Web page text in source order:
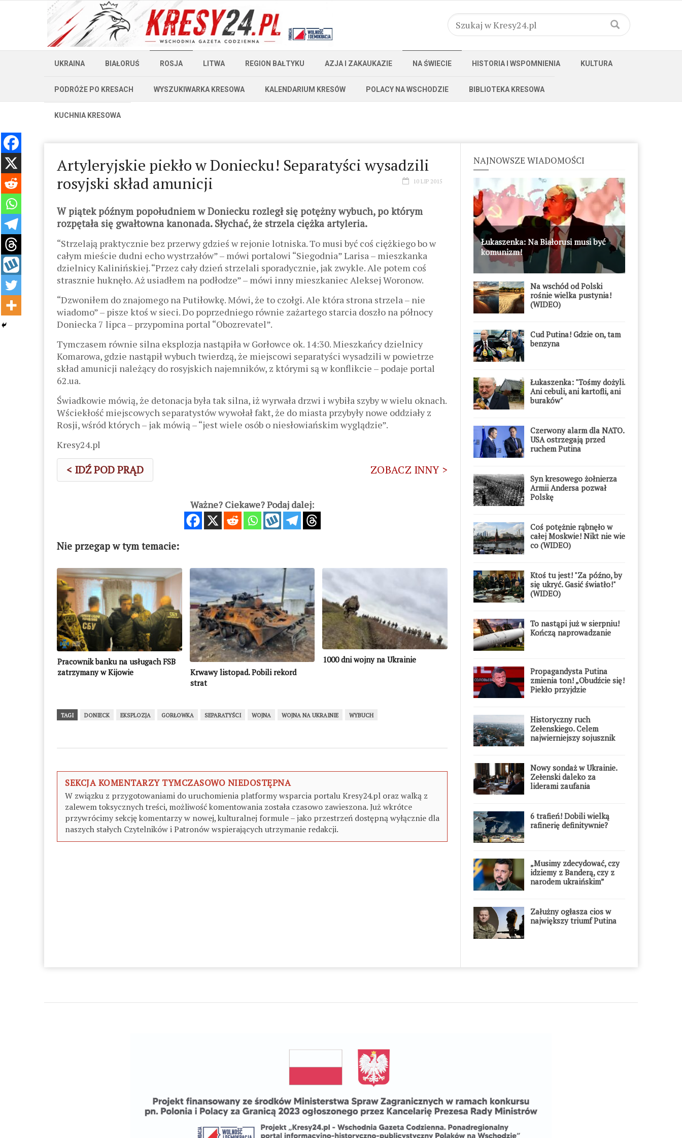
UKRAINA BIAŁORUŚ ROSJA LITWA REGION BAŁTYKU AZJA I ZAKAUKAZIE NA ŚWIECIE HISTORIA I WSPOMNIENIA KULTURA
PODRÓŻE PO KRESACH WYSZUKIWARKA KRESOWA KALENDARIUM KRESÓW POLACY NA WSCHODZIE BIBLIOTEKA KRESOWA
KUCHNIA KRESOWA
Artyleryjskie piekło w Doniecku! Separatyści wysadzili
rosyjski skład amunicji
10 LIP 2015
W piątek późnym popołudniem w Doniecku rozległ się potężny wybuch, po którym
rozpętała się gwałtowna kanonada. Słychać, że strzela ciężka artyleria.
“Strzelają praktycznie bez przerwy gdzieś w rejonie lotniska. To musi być coś ciężkiego bo w
całym mieście dudni echo wystrzałów” – mówi portalowi “Siegodnia” Larisa – mieszkanka
dzielnicy Kalinińskiej. “Przez cały dzień strzelali sporadycznie, jak zwykle. Ale potem coś
strasznie huknęło. Aż usiadłem na podłodze” – mówi inny mieszkaniec Aleksej Woronow.
“Dzwoniłem do znajomego na Putiłowkę. Mówi, że to czołgi. Ale która strona strzela – nie
wiadomo” – pisze ktoś w sieci. Do poprzedniego równie zażartego starcia doszło na północy
Doniecka 7 lipca – przypomina portal “Obozrevatel”.
Tymczasem równie silna eksplozja nastąpiła w Gorłowce ok. 14:30. Mieszkańcy dzielnicy
Komarowa, gdzie nastąpił wybuch twierdzą, że miejscowi separatyści wysadzili w powietrze
skład amunicji należący do rosyjskich najemników, z którymi są w konflikcie – podaje portal
62.ua.
Świadkowie mówią, że detonacja była tak silna, iż wyrwała drzwi i wybiła szyby w wielu oknach.
Wściekłość miejscowych separatystów wywołał fakt, że do miasta przybyły nowe oddziały z
Rosji, wśród których – jak mówią – “jest wiele osób o niesłowiańskim wyglądzie”.
Kresy24.pl
< IDŹ POD PRĄD ZOBACZ INNY >
Ważne? Ciekawe? Podaj dalej:
Nie przegap w tym temacie:
Pracownik banku na usługach FSB
zatrzymany w Kijowie
Krwawy listopad. Pobili rekord
strat
1000 dni wojny na Ukrainie
TAGI DONIECK EKSPLOZJA GORŁOWKA SEPARATYŚCI WOJNA WOJNA NA UKRAINIE WYBUCH
SEKCJA KOMENTARZY TYMCZASOWO NIEDOSTĘPNA
W związku z przygotowaniami do uruchomienia platformy wsparcia portalu Kresy24.pl oraz walką z
zalewem toksycznych treści, możliwość komentowania została czasowo zawieszona. Już wkrótce
przywrócimy sekcję komentarzy w nowej, kulturalnej formule – jako przestrzeń dostępną wyłącznie dla
naszych stałych Czytelników i Patronów wspierających utrzymanie redakcji.
NAJNOWSZE WIADOMOŚCI
Łukaszenka: Na Białorusi musi być
komunizm!
Na wschód od Polski
rośnie wielka pustynia!
(WIDEO)
Cud Putina! Gdzie on, tam
benzyna
Łukaszenka: "Tośmy dożyli.
Ani cebuli, ani kartofli, ani
buraków"
Czerwony alarm dla NATO.
USA ostrzegają przed
ruchem Putina
Syn kresowego żołnierza
Armii Andersa pozwał
Polskę
Coś potężnie rąbnęło w
całej Moskwie! Nikt nie wie
co (WIDEO)
Ktoś tu jest! "Za późno, by
się ukryć. Gasić światło!"
(WIDEO)
To nastąpi już w sierpniu!
Kończą naprowadzanie
Propagandysta Putina
zmienia ton! „Obudźcie się!
Piekło przyjdzie
Historyczny ruch
Zełenskiego. Celem
najwierniejszy sojusznik
Nowy sondaż w Ukrainie.
Zełenski daleko za
liderami zaufania
6 trafień! Dobili wielką
rafinerię definitywnie?
„Musimy zdecydować, czy
idziemy z Banderą, czy z
narodem ukraińskim”
Załużny ogłasza cios w
największy triumf Putina